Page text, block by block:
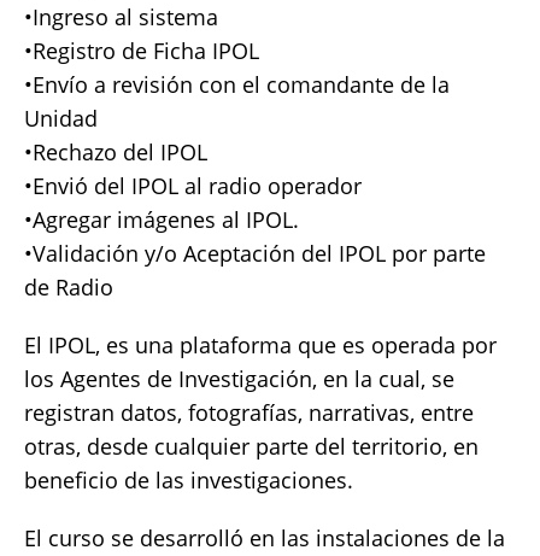
•​Ingreso al sistema
•​Registro de Ficha IPOL
•​Envío a revisión con el comandante de la
Unidad
•​Rechazo del IPOL
•​Envió del IPOL al radio operador
•​Agregar imágenes al IPOL.
•​Validación y/o Aceptación del IPOL por parte
de Radio
El IPOL, es una plataforma que es operada por
los Agentes de Investigación, en la cual, se
registran datos, fotografías, narrativas, entre
otras, desde cualquier parte del territorio, en
beneficio de las investigaciones.
El curso se desarrolló en las instalaciones de la